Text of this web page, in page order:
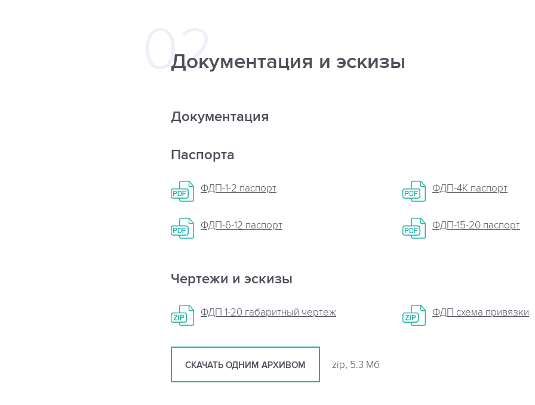
Документация и эскизы
Документация
Паспорта
ФДП-1-2 паспорт ФДП-4К паспорт
ФДП-6-12 паспорт ФДП-15-20 паспорт
Чертежи и эскизы
ФДП 1-20 габаритный чертеж ФДП схема привязки
СКАЧАТЬ ОДНИМ АРХИВОМ zip, 5.3 Мб